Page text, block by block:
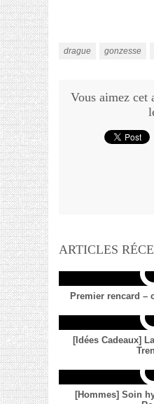
drague gonzesse
Vous aimez cet
ARTICLES
Premier rencard –
[Idées Cadeaux]
[Hommes] Soin